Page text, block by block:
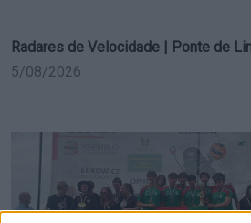
Radares de Velocidade | Ponte de
5/08/2026